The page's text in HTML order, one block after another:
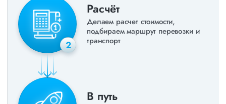
2
Расчёт
Делаем расчет стоимости,
подбираем маршрут перевозки и
транспорт
В путь